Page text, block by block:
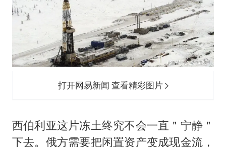
打开网易新闻 查看精彩图片
西伯利亚这片冻土终究不会一直＂宁静＂
下去。俄方需要把闲置资产变成现金流，